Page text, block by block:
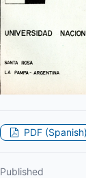
PDF (Spanish)
Published